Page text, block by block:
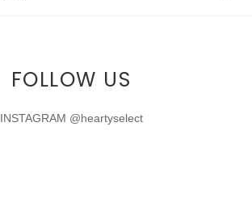
FOLLOW US
INSTAGRAM @heartyselect